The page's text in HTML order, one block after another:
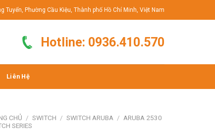
Tuyển, Phường Cầu Kiệu, Thành phố Hồ Chí Minh, Việt Nam
Hotline: 0936.410.570
Liên Hệ
CHỦ / SWITCH / SWITCH ARUBA / ARUBA 2530
SERIES